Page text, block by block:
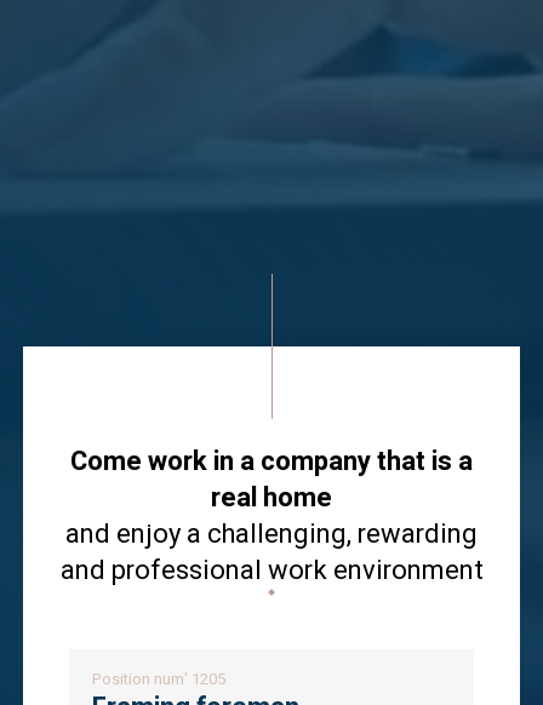
Come work in a company that is a
real home
and enjoy a challenging, rewarding
and professional work environment
Position num' 1205